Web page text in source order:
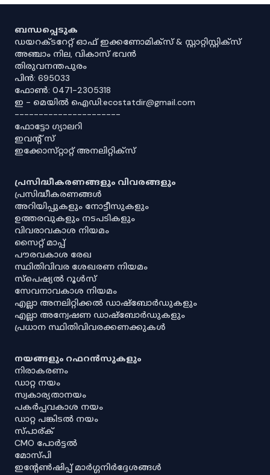
ബന്ധപ്പെടുക
ഡയറക്ടറേറ്റ് ഓഫ് ഇക്കണോമിക്സ് & സ്റ്റാറ്റിസ്റ്റിക്സ്
അഞ്ചാം നില, വികാസ് ഭവൻ
തിരുവനന്തപുരം
പിൻ: 695033
ഫോൺ: 0471-2305318
ഇ - മെയിൽ ഐഡി:ecostatdir@gmail.com
----------------------
ഫോട്ടോ ഗ്യാലറി
ഇവൻ്റ് സ്
ഇക്കോസ്‌റ്റാറ്റ് അനലിറ്റിക്‌സ്
പ്രസിദ്ധീകരണങ്ങളും വിവരങ്ങളും
പ്രസിദ്ധീകരണങ്ങൾ
അറിയിപ്പുകളും നോട്ടീസുകളും
ഉത്തരവുകളും നടപടികളും
വിവരാവകാശ നിയമം
സൈറ്റ് മാപ്പ്
പൗരവകാശ രേഖ
സ്ഥിതിവിവര ശേഖരണ നിയമം
സ്‌പെഷ്യൽ റൂൾസ്
സേവനാവകാശ നിയമം
എല്ലാ അനലിറ്റിക്കൽ ഡാഷ്‌ബോർഡുകളും
എല്ലാ അന്വേഷണ ഡാഷ്‌ബോർഡുകളും
പ്രധാന സ്ഥിതിവിവരക്കണക്കുകൾ
നയങ്ങളും റഫറൻസുകളും
നിരാകരണം
ഡാറ്റ നയം
സ്വകാര്യതാനയം
പകർപ്പവകാശ നയം
ഡാറ്റ പങ്കിടൽ നയം
സ്പാര്ക്
CMO പോർട്ടൽ
മോസ്പി
ഇൻ്റേൺഷിപ്പ് മാർഗ്ഗനിർദ്ദേശങ്ങൾ